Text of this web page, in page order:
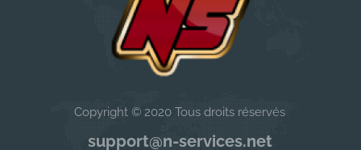
Copyright © 2020 Tous droits réservés
support@n-services.net